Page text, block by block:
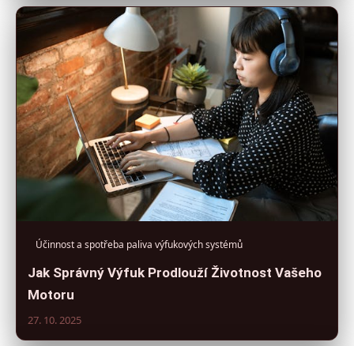
Účinnost a spotřeba paliva výfukových systémů
Jak Správný Výfuk Prodlouží Životnost Vašeho
Motoru
27. 10. 2025